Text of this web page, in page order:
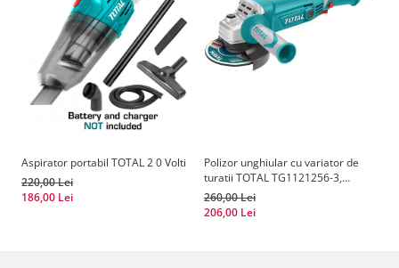
Aspirator portabil TOTAL 2 0 Volti
220,00 Lei
186,00 Lei
Polizor unghiular cu variator de
turatii TOTAL TG1121256-3,
1010W, 125mm
260,00 Lei
206,00 Lei